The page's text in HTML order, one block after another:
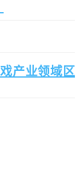
产业领域区